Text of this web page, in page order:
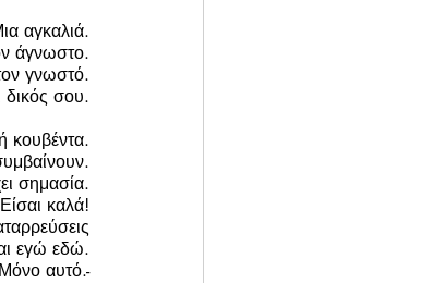
αγκαλιά.
άγνωστο.
γνωστό.
σου.
κουβέντα.
σημασία.
Είσαι καλά!
εγώ εδώ.
Μόνο αυτό.-